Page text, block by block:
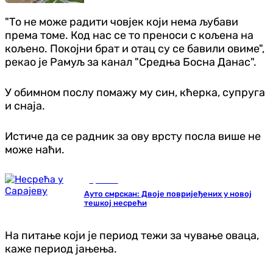
"То не може радити човјек који нема љубави
према томе. Код нас се то преноси с кољена на
кољено. Покојни брат и отац су се бавили овиме",
рекао је Рамуљ за канал "Средња Босна Данас".
У обимном послу помажу му син, кћерка, супруга
и снаја.
Истиче да се радник за ову врсту посла више не
може наћи.
Ауто смрскан: Двоје повријеђених у новој
тешкој несрећи
На питање који је период тежи за чување оваца,
каже период јањења.